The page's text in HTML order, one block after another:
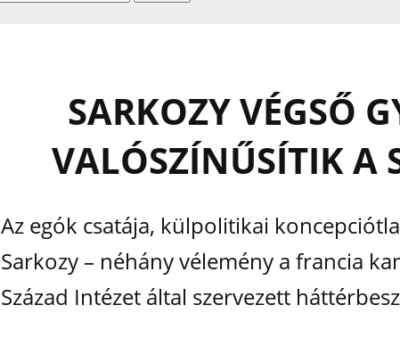
SARKOZY VÉGSŐ
VALÓSZÍNŰSÍTIK A
Az egók csatája, külpolitikai
Sarkozy – néhány vélemény a francia
Század Intézet által szervezett